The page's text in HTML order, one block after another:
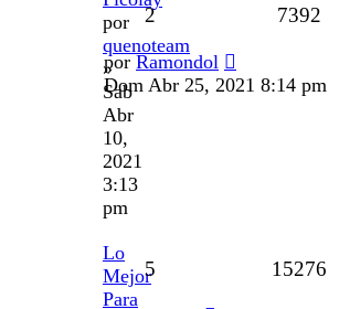
por
quenoteam
»
Sab
Abr
10,
2021
3:13
pm
2 7392
porRamondol
Dom Abr 25, 2021 8:14 pm
Lo
Mejor
Para
5 15276